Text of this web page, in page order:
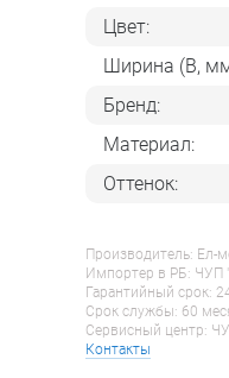
Цвет:
Ширина (B,
Бренд:
Материал:
Оттенок:
Производитель: Ел-
Импортер в РБ: ЧУП
Гарантийный срок:
Срок службы: 60
Сервисный центр:
Контакты